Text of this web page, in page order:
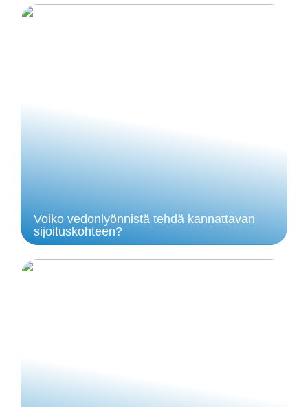
Voiko vedonlyönnistä tehdä kannattavan
sijoituskohteen?